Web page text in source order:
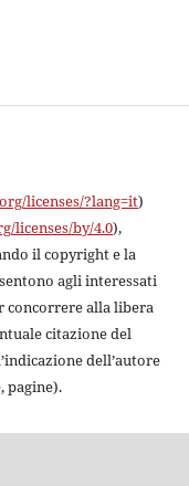
licenses/?lang=it)
licenses/by/4.0),
il copyright e la
agli interessati
concorrere alla libera
citazione del
dell’autore
pagine).